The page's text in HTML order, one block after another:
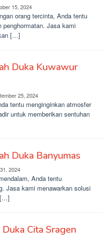
15, 2024
orang tercinta, Anda tentu
penghormatan. Jasa kami
[…]
Duka Kuwawur
25, 2024
tentu menginginkan atmosfer
untuk memberikan sentuhan
Duka Banyumas
2024
Anda tentu
Jasa kami menawarkan solusi
[…]
Cita Sragen